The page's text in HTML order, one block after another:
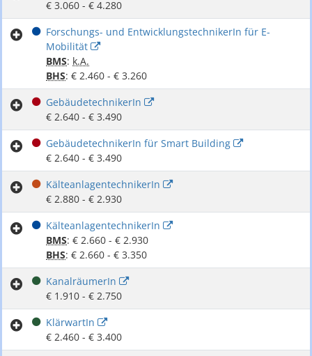
€ 3.060 - € 4.280
Forschungs- und EntwicklungstechnikerIn für E-
Mobilität
BMS: k.A.
BHS: € 2.460 - € 3.260
GebäudetechnikerIn
€ 2.640 - € 3.490
GebäudetechnikerIn für Smart Building
€ 2.640 - € 3.490
KälteanlagentechnikerIn
€ 2.880 - € 2.930
KälteanlagentechnikerIn
BMS: € 2.660 - € 2.930
BHS: € 2.660 - € 3.350
KanalräumerIn
€ 1.910 - € 2.750
KlärwartIn
€ 2.460 - € 3.400